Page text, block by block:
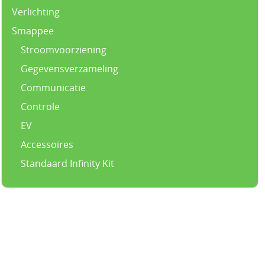
Verlichting
Smappee
Stroomvoorziening
Gegevensverzameling
Communicatie
Controle
EV
Accessoires
Standaard Infinity Kit